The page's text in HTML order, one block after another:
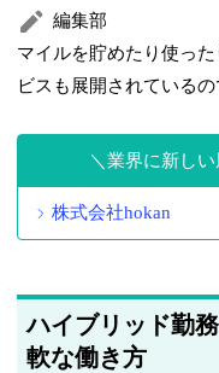
編集部
マイルを貯めたり使っ
ビスも展開されているの
業界に新し
株式会社hokan
ハイブリッド勤
軟な働き方